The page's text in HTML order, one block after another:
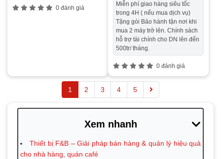
0 đánh giá
Miễn phí giao hàng siêu tốc
trong 4H ( nếu mua dịch vụ)
Tặng gói Bảo hành tận nơi khi
mua 2 máy trở lên. Chính sách
hỗ trợ tài chính cho DN lên đến
500tr/ tháng.
0 đánh giá
1 2 3 4 5
Xem nhanh
Thiết bị F&B – Giải pháp bán hàng & quản lý hiệu quả
cho nhà hàng, quán café